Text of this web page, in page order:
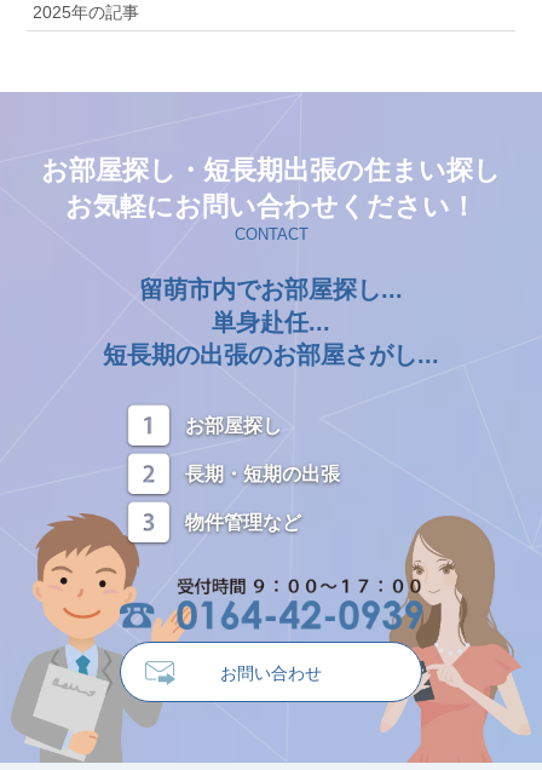
2025年の記事
お部屋探し・短長期出張の住まい探し
お気軽にお問い合わせください！
CONTACT
留萌市内でお部屋探し...
単身赴任...
短長期の出張のお部屋さがし...
お部屋探し
長期・短期の出張
物件管理など
お問い合わせ